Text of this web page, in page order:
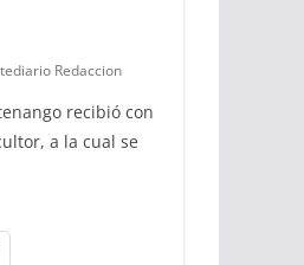
Redaccion
recibió con
a la cual se